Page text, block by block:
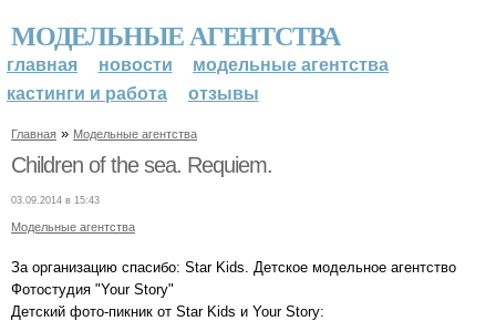
МОДЕЛЬНЫЕ АГЕНТСТВА
главная новости
модельные агентства
кастинги и работа
отзывы
Главная » Модельные агентства
Children of the sea. Requiem.
03.09.2014 в 15:43
Модельные агентства
За организацию спасибо: Star Kids. Детское модельное агентство
Фотостудия "Your Story"
Детский фото-пикник от Star Kids и Your Story: